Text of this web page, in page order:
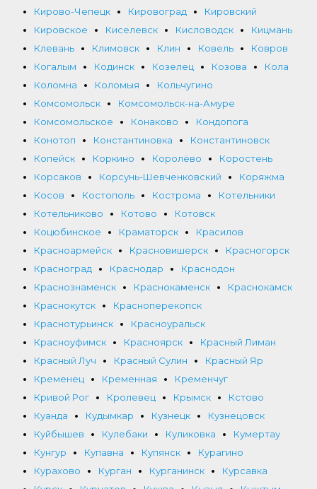
Кирово-Чепецк
Кировоград
Кировский
Кировское
Киселевск Кисловодск
Кицмань
Клевань
Климовск Клин Ковель
Ковров
Когалым
Кодинск Козелец Козова
Кола
Коломна
Коломыя
Кольчугино
Комсомольск
Комсомольск-на-Амуре
Комсомольское
Конаково
Кондопога
Конотоп
Константиновка
Константиновск
Копейск
Коркино Королёво
Коростень
Корсаков
Корсунь-Шевченковский
Коряжма
Косов
Костополь Кострома
Котельники
Котельниково
Котово
Котовск
Коцюбинское
Краматорск
Красилов
Красноармейск
Красновишерск
Красногорск
Красноград
Краснодар
Краснодон
Краснознаменск
Краснокаменск
Краснокамск
Краснокутск
Красноперекопск
Краснотурьинск
Красноуральск
Красноуфимск
Красноярск
Красный Лиман
Красный Луч
Красный Сулин
Красный Яр
Кременец
Кременная
Кременчуг
Кривой Рог
Кролевец Крымск
Кстово
Куанда
Кудымкар Кузнецк
Кузнецовск
Куйбышев
Кулебаки Куликовка
Кумертау
Кунгур
Купавна Купянск
Курагино
Курахово
Курган Курганинск
Курсавка